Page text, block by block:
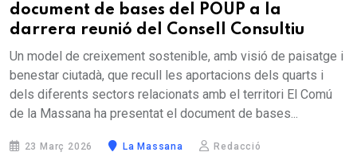
document de bases del POUP a la
darrera reunió del Consell Consultiu
Un model de creixement sostenible, amb visió de paisatge i
benestar ciutadà, que recull les aportacions dels quarts i
dels diferents sectors relacionats amb el territori El Comú
de la Massana ha presentat el document de bases...
23 Març 2026 La Massana Redacció